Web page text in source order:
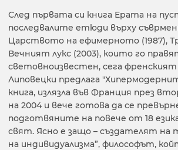
След първата си книга Ерата на
последвалите етюди върху
Царството на ефимерното (1987),
Вечният лукс (2003), които го
световноизвестен, сега
Липовецки предлага
книга, излязла във Франция през
на 2004 и вече готова да се
подготвяните на повече от 18
свят. Ясно е защо – създателят на
на индивидуализма”, философът,